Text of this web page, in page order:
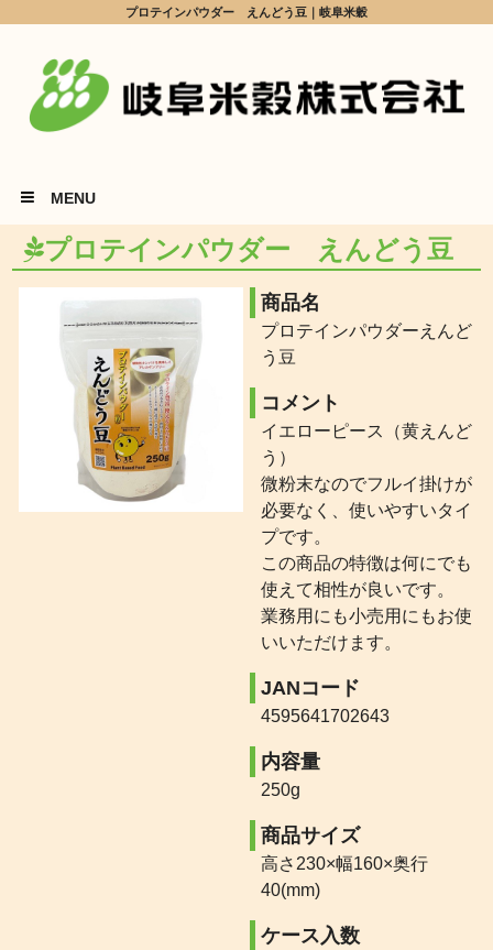
プロテインパウダー えんどう豆｜岐阜米穀
MENU
プロテインパウダー えんどう豆
商品名
プロテインパウダーえんど
う豆
コメント
イエローピース（黄えんど
う）
微粉末なのでフルイ掛けが
必要なく、使いやすいタイ
プです。
この商品の特徴は何にでも
使えて相性が良いです。
業務用にも小売用にもお使
いいただけます。
JANコード
4595641702643
内容量
250g
商品サイズ
高さ230×幅160×奥行
40(mm)
ケース入数